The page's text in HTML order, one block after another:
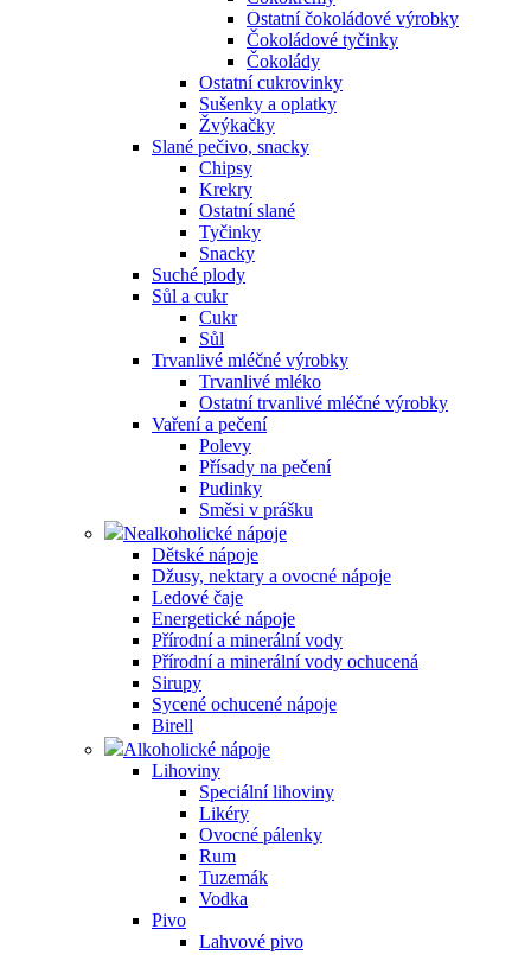
Ostatní čokoládové výrobky
Čokoládové tyčinky
Čokolády
Ostatní cukrovinky
Sušenky a oplatky
Žvýkačky
Slané pečivo, snacky
Chipsy
Krekry
Ostatní slané
Tyčinky
Snacky
Suché plody
Sůl a cukr
Cukr
Sůl
Trvanlivé mléčné výrobky
Trvanlivé mléko
Ostatní trvanlivé mléčné výrobky
Vaření a pečení
Polevy
Přísady na pečení
Pudinky
Směsi v prášku
Nealkoholické nápoje
Dětské nápoje
Džusy, nektary a ovocné nápoje
Ledové čaje
Energetické nápoje
Přírodní a minerální vody
Přírodní a minerální vody ochucená
Sirupy
Sycené ochucené nápoje
Birell
Alkoholické nápoje
Lihoviny
Speciální lihoviny
Likéry
Ovocné pálenky
Rum
Tuzemák
Vodka
Pivo
Lahvové pivo